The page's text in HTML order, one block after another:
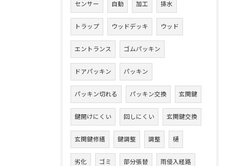
センサー 自動 加工 排水
トラップ ウッドデッキ ウッド
エントランス ゴムパッキン
ドアパッキン パッキン
パッキン切れる パッキン交換 玄関鍵
鍵開けにくい 回しにくい 玄関鍵交換
玄関鍵修繕 鍵調整 調整 樋
劣化 ゴミ 部分張替 雨侵入経路